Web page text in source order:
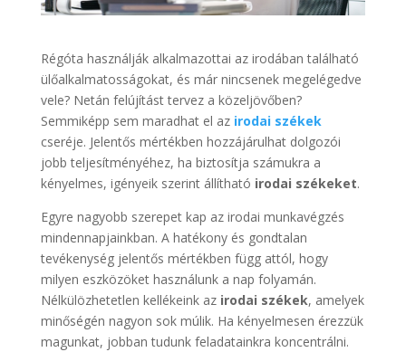
Régóta használják alkalmazottai az irodában található
ülőalkalmatosságokat, és már nincsenek megelégedve
vele? Netán felújítást tervez a közeljövőben?
Semmiképp sem maradhat el az irodai székek
cseréje. Jelentős mértékben hozzájárulhat dolgozói
jobb teljesítményéhez, ha biztosítja számukra a
kényelmes, igényeik szerint állítható irodai székeket.
Egyre nagyobb szerepet kap az irodai munkavégzés
mindennapjainkban. A hatékony és gondtalan
tevékenység jelentős mértékben függ attól, hogy
milyen eszközöket használunk a nap folyamán.
Nélkülözhetetlen kellékeink az irodai székek, amelyek
minőségén nagyon sok múlik. Ha kényelmesen érezzük
magunkat, jobban tudunk feladatainkra koncentrálni.